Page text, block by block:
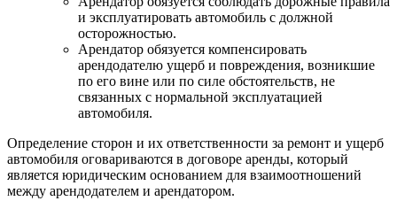
и эксплуатировать автомобиль с должной
осторожностью.
Арендатор обязуется компенсировать
арендодателю ущерб и повреждения, возникшие
по его вине или по силе обстоятельств, не
связанных с нормальной эксплуатацией
автомобиля.
Определение сторон и их ответственности за ремонт и ущерб
автомобиля оговариваются в договоре аренды, который
является юридическим основанием для взаимоотношений
между арендодателем и арендатором.